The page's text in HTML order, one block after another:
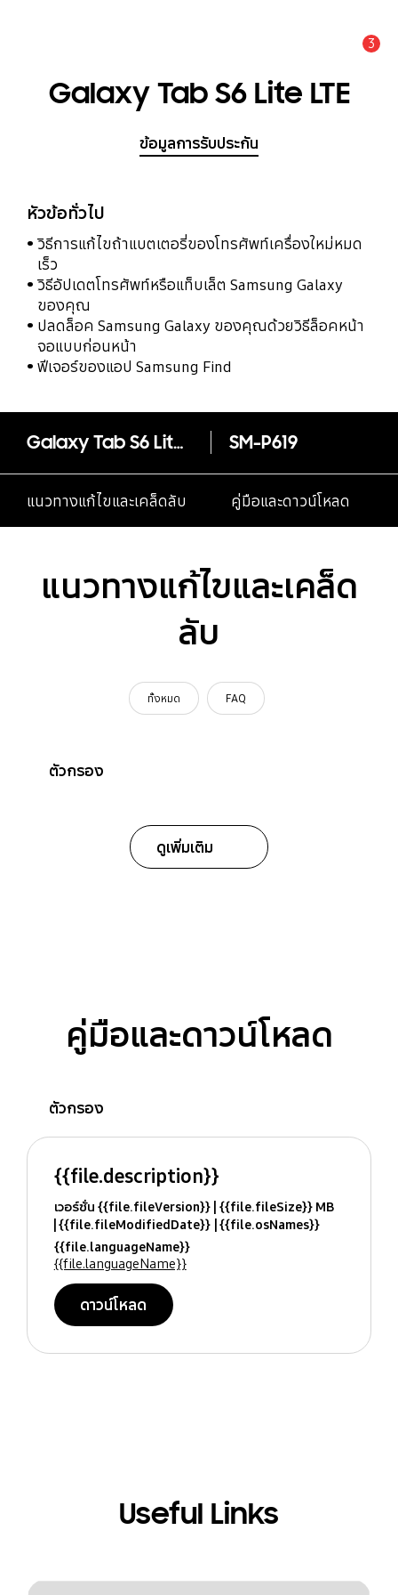
3
Galaxy Tab S6 Lite LTE
ข้อมูลการรับประกัน
หัวข้อทั่วไป
วิธีการแก้ไขถ้าแบตเตอรี่ของโทรศัพท์เครื่องใหม่หมด
เร็ว
วิธีอัปเดตโทรศัพท์หรือแท็บเล็ต Samsung Galaxy
ของคุณ
ปลดล็อค Samsung Galaxy ของคุณด้วยวิธีล็อคหน้า
จอแบบก่อนหน้า
ฟีเจอร์ของแอป Samsung Find
Galaxy Tab S6 Lite LTE SM-P619
แนวทางแก้ไขและเคล็ดลับ คู่มือและดาวน์โหลด
แนวทางแก้ไขและเคล็ด
ลับ
ทั้งหมด FAQ
ตัวกรอง
ดูเพิ่มเติม
คู่มือและดาวน์โหลด
ตัวกรอง
{{file.description}}
เวอร์ชั่น {{file.fileVersion}} {{file.fileSize}} MB
{{file.fileModifiedDate}} {{file.osNames}}
{{file.languageName}}
{{file.languageName}}
ดาวน์โหลด
Useful Links